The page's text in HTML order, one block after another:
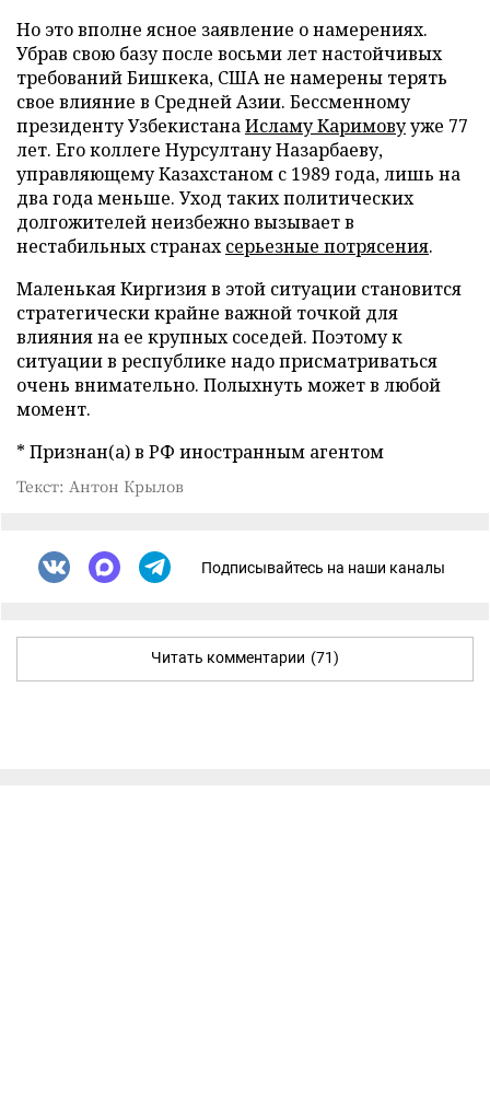
Но это вполне ясное заявление о намерениях.
Убрав свою базу после восьми лет настойчивых
требований Бишкека, США не намерены терять
свое влияние в Средней Азии. Бессменному
президенту УзбекистанаИсламу Каримовууже 77
лет. Его коллеге Нурсултану Назарбаеву,
управляющему Казахстаном с 1989 года, лишь на
два года меньше. Уход таких политических
долгожителей неизбежно вызывает в
нестабильных странахсерьезные потрясения.
Маленькая Киргизия в этой ситуации становится
стратегически крайне важной точкой для
влияния на ее крупных соседей. Поэтому к
ситуации в республике надо присматриваться
очень внимательно. Полыхнуть может в любой
момент.
* Признан(а) в РФ иностранным агентом
Текст: Антон Крылов
Подписывайтесь на наши каналы
Читать комментарии (71)